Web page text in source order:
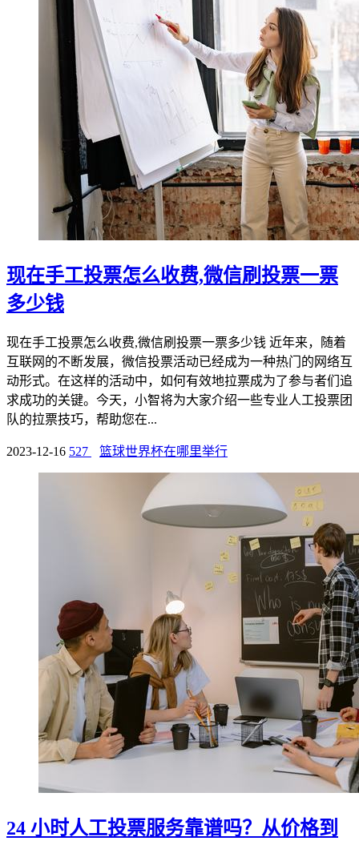
现在手工投票怎么收费,微信刷投票一票
多少钱
现在手工投票怎么收费,微信刷投票一票多少钱 近年来，随着
互联网的不断发展，微信投票活动已经成为一种热门的网络互
动形式。在这样的活动中，如何有效地拉票成为了参与者们追
求成功的关键。今天，小智将为大家介绍一些专业人工投票团
队的拉票技巧，帮助您在...
2023-12-16 527 篮球世界杯在哪里举行
24 小时人工投票服务靠谱吗？从价格到